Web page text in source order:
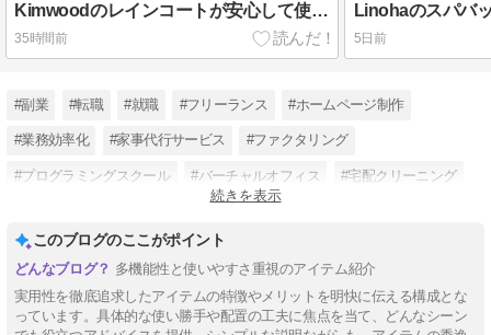
Kimwoodのレインコートが安心して使うことができる理由について解説します
35時間前 5日前
#副業 #転職 #就職 #フリーランス #ホームページ制作
#業務効率化 #家事代行サービス #ファクタリング
#プログラミングスクール #バーチャルオフィス #宅配クリーニング
続きを表示
このブログのここがポイント
多機能性と使いやすさ重視のアイテム紹介
実用性を徹底追求したアイテムの特徴やメリットを明快に伝える構成とな
っています。具体的な使い勝手や配置の工夫に焦点を当て、どんなシーン